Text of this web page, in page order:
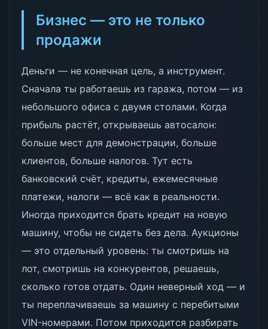
Бизнес — это не только
продажи
Деньги — не конечная цель, а инструмент.
Сначала ты работаешь из гаража, потом — из
небольшого офиса с двумя столами. Когда
прибыль растёт, открываешь автосалон:
больше мест для демонстрации, больше
клиентов, больше налогов. Тут есть
банковский счёт, кредиты, ежемесячные
платежи, налоги — всё как в реальности.
Иногда приходится брать кредит на новую
машину, чтобы не сидеть без дела. Аукционы
— это отдельный уровень: ты смотришь на
лот, смотришь на конкурентов, решаешь,
сколько готов отдать. Один неверный ход — и
ты переплачиваешь за машину с перебитыми
VIN-номерами. Потом приходится разбирать